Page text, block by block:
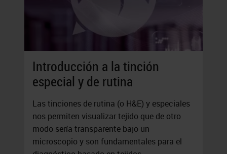
Introducción a la tinción
especial y de rutina
Las tinciones de rutina (o H&E) y especiales
nos permiten visualizar tejido que de otro
modo sería transparente bajo un
microscopio y son fundamentales para el